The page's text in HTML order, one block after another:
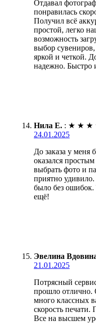
Отдавал
понравилась
Получил всё
простой, легко
возможность
выбор
яркой и четкой.
надежно. Быстро
Нила Е. : ★ ★ ★
24.01.2025
До заказа у меня
оказался
выбрать фото и
приятно
было без ошибок.
ещё!
Эвелина
21.01.2025
Потрясный
прошло отлично.
много классных
скорость печати.
Все на высшем